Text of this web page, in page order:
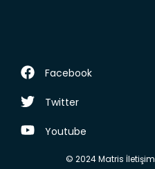
Facebook
Twitter
Youtube
© 2024 Matris